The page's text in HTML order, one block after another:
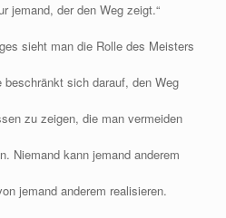
jemand, der den Weg zeigt.“
sieht man die Rolle des Meisters
sich darauf, den Weg
zu zeigen, die man vermeiden
Niemand kann jemand anderem
jemand anderem realisieren.